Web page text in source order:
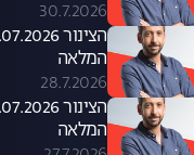
30.7.2026
המלאה
28.7.2026
המלאה